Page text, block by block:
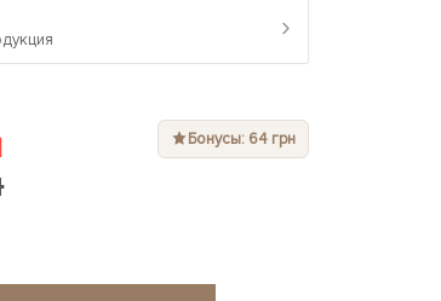
›
Бонусы: 64 грн